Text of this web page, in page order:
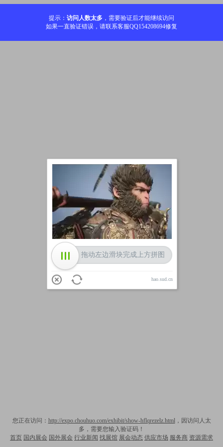
提示： 访问人数太多 ，需要验证后才能继续访问
如果一直验证错误，请联系客服QQ154208694修复
您正在访问： http://expo.chouhuo.com/exhibit/show-hflqrezelz.html，因访问人太
多，需要您输入验证码！
首页 国内展会 国外展会 行业新闻 找展馆 展会动态 供应市场 服务商 资源需求
加载中
拖动左边滑块完成上方拼图
hao.sud.cn